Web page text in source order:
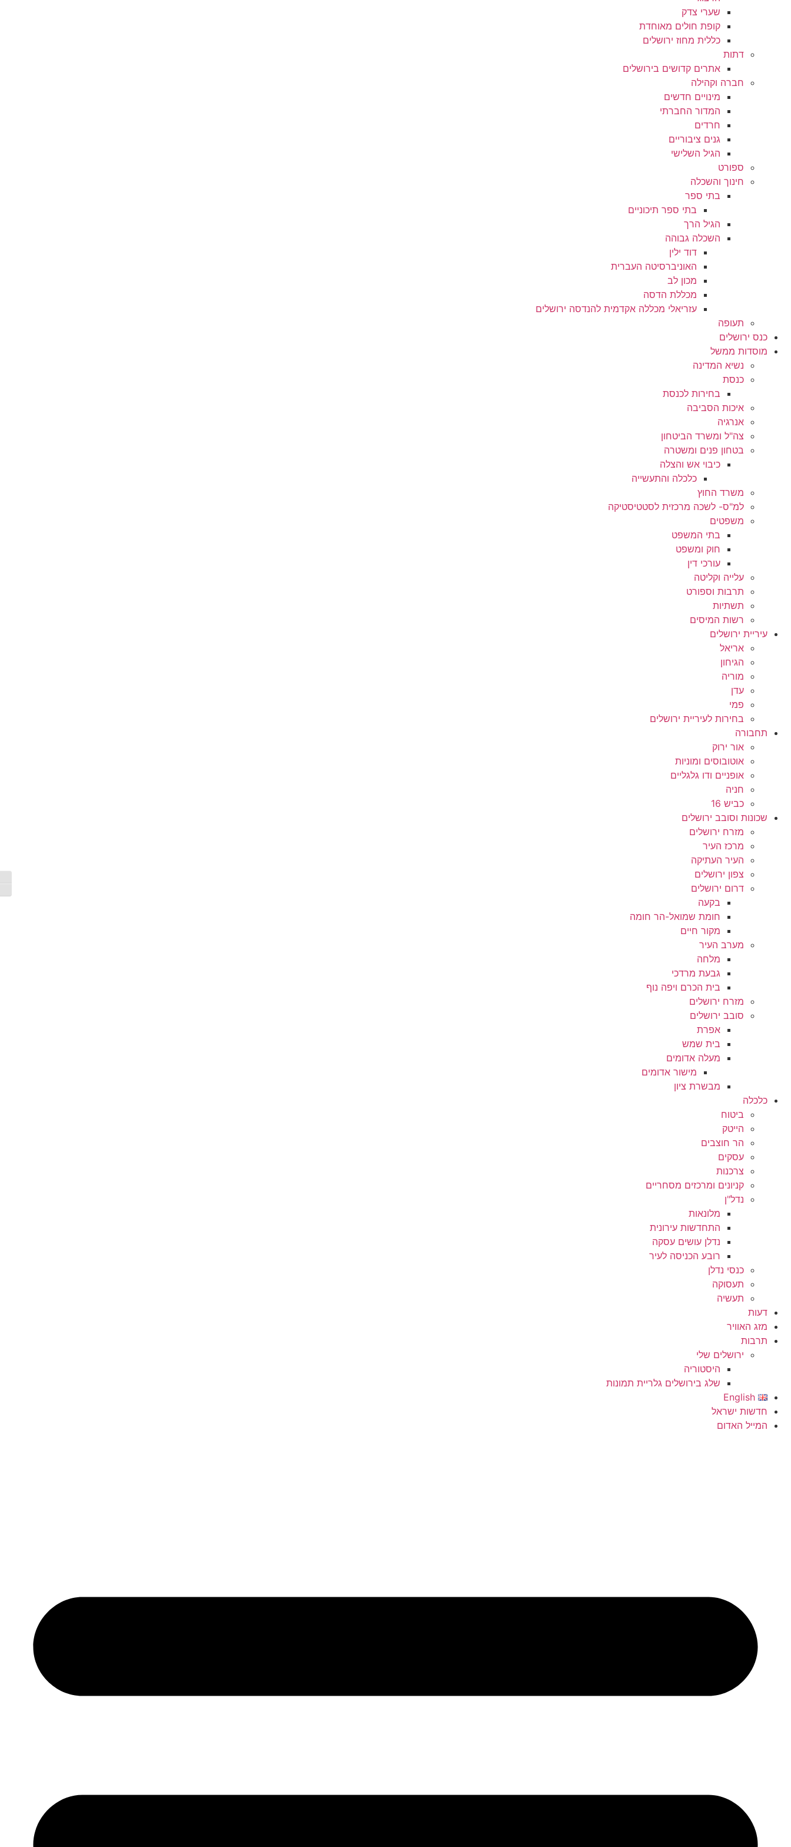
שערי צדק
קופת חולים מאוחדת
כללית מחוז ירושלים
דתות
אתרים קדושים בירושלים
חברה וקהילה
מינויים חדשים
המדור החברתי
חרדים
גנים ציבוריים
הגיל השלישי
ספורט
חינוך והשכלה
בתי ספר
בתי ספר תיכוניים
הגיל הרך
השכלה גבוהה
דוד ילין
האוניברסיטה העברית
מכון לב
מכללת הדסה
עזריאלי מכללה אקדמית להנדסה ירושלים
תעופה
כנס ירושלים
מוסדות ממשל
נשיא המדינה
כנסת
בחירות לכנסת
איכות הסביבה
אנרגיה
צה"ל ומשרד הביטחון
בטחון פנים ומשטרה
כיבוי אש והצלה
כלכלה והתעשייה
משרד החוץ
למ"ס- לשכה מרכזית לסטטיסטיקה
משפטים
בתי המשפט
חוק ומשפט
עורכי דין
עלייה וקליטה
תרבות וספורט
תשתיות
רשות המיסים
עיריית ירושלים
אריאל
הגיחון
מוריה
עדן
פמי
בחירות לעיריית ירושלים
תחבורה
אור ירוק
אוטובוסים ומוניות
אופניים ודו גלגליים
חניה
כביש 16
שכונות וסובב ירושלים
מזרח ירושלים
מרכז העיר
העיר העתיקה
צפון ירושלים
דרום ירושלים
בקעה
חומת שמואל-הר חומה
מקור חיים
מערב העיר
מלחה
גבעת מרדכי
בית הכרם ויפה נוף
מזרח ירושלים
סובב ירושלים
אפרת
בית שמש
מעלה אדומים
מישור אדומים
מבשרת ציון
כלכלה
ביטוח
הייטק
הר חוצבים
עסקים
צרכנות
קניונים ומרכזים מסחריים
נדל"ן
מלונאות
התחדשות עירונית
נדלן עושים עסקה
רובע הכניסה לעיר
כנסי נדלן
תעסוקה
תעשיה
דעות
מזג האוויר
תרבות
ירושלים שלי
היסטוריה
שלג בירושלים גלריית תמונות
English
חדשות ישראל
המייל האדום